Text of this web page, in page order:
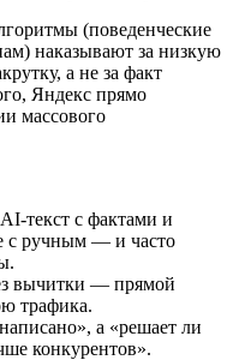
(поведенческие
наказывают за низкую
а не за факт
Яндекс прямо
массового
текст с фактами и
с ручным — и часто
вычитки — прямой
трафика.
а «решает ли
конкурентов».